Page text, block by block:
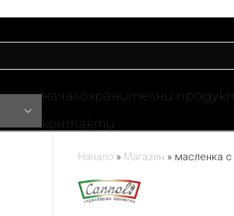
началохранителни
контакти
Начало » Магазин » масленка с